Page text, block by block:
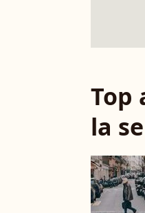
Top
la